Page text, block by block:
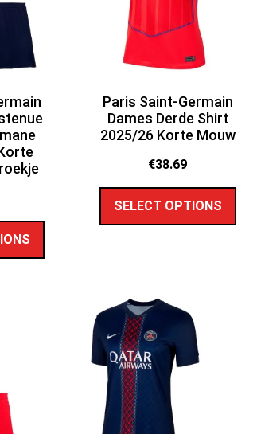
Paris Saint-Germain
Dames Derde Shirt
2025/26 Korte Mouw
€38.69
SELECT OPTIONS